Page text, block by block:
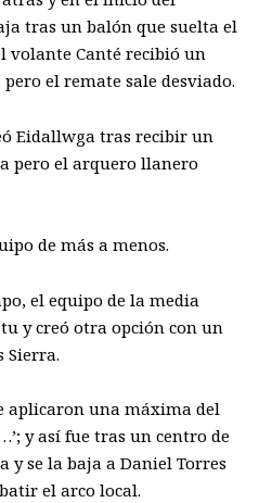
tras un balón que suelta el
volante Canté recibió un
el remate sale desviado.
Eidallwga tras recibir un
pero el arquero llanero
de más a menos.
el equipo de la media
y creó otra opción con un
Sierra.
aplicaron una máxima del
y así fue tras un centro de
y se la baja a Daniel Torres
el arco local.